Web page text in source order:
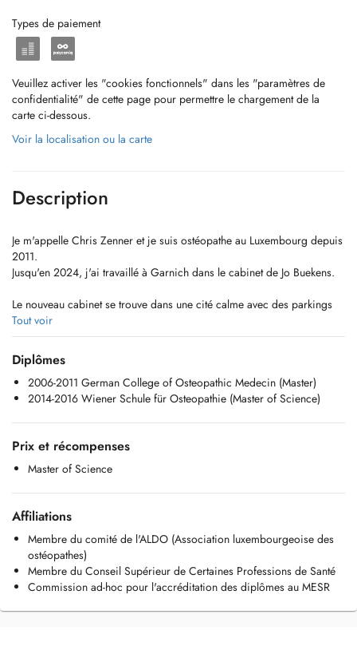
Types de paiement
Veuillez activer les "cookies fonctionnels" dans les "paramètres de
confidentialité" de cette page pour permettre le chargement de la
carte ci-dessous.
Voir la localisation ou la carte
Description
Je m'appelle Chris Zenner et je suis ostéopathe au Luxembourg depuis
2011.
Jusqu'en 2024, j'ai travaillé à Garnich dans le cabinet de Jo Buekens.
Le nouveau cabinet se trouve dans une cité calme avec des parkings
gratuits devant la porte.
Plus d'informations sur notre site internet www.osteozenner.lu
Pour toute urgence, appelez au 380638.
Tout voir
Diplômes
2006-2011 German College of Osteopathic Medecin (Master)
2014-2016 Wiener Schule für Osteopathie (Master of Science)
Prix et récompenses
Master of Science
Affiliations
Membre du comité de l'ALDO (Association luxembourgeoise des
ostéopathes)
Membre du Conseil Supérieur de Certaines Professions de Santé
Commission ad-hoc pour l'accréditation des diplômes au MESR